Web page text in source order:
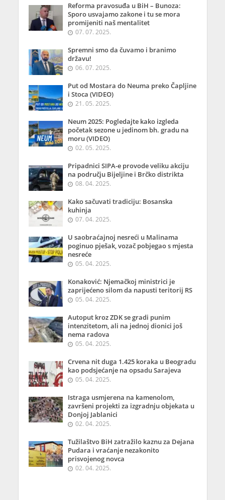
Reforma pravosuđa u BiH – Bunoza:
Sporo usvajamo zakone i tu se mora
promijeniti naš mentalitet
07. 07. 2025.
Spremni smo da čuvamo i branimo
državu!
06. 07. 2025.
Put od Mostara do Neuma preko Čapljine
i Stoca (VIDEO)
21. 05. 2025.
Neum 2025: Pogledajte kako izgleda
početak sezone u jedinom bh. gradu na
moru (VIDEO)
02. 05. 2025.
Pripadnici SIPA-e provode veliku akciju
na području Bijeljine i Brčko distrikta
08. 04. 2025.
Kako sačuvati tradiciju: Bosanska
kuhinja
07. 04. 2025.
U saobraćajnoj nesreći u Malinama
poginuo pješak, vozač pobjegao s mjesta
nesreće
05. 04. 2025.
Konaković: Njemačkoj ministrici je
zaprijećeno silom da napusti teritorij RS
05. 04. 2025.
Autoput kroz ZDK se gradi punim
intenzitetom, ali na jednoj dionici još
nema radova
05. 04. 2025.
Crvena nit duga 1.425 koraka u Beogradu
kao podsjećanje na opsadu Sarajeva
05. 04. 2025.
Istraga usmjerena na kamenolom,
završeni projekti za izgradnju objekata u
Donjoj Jablanici
02. 04. 2025.
Tužilaštvo BiH zatražilo kaznu za Dejana
Pudara i vraćanje nezakonito
prisvojenog novca
02. 04. 2025.